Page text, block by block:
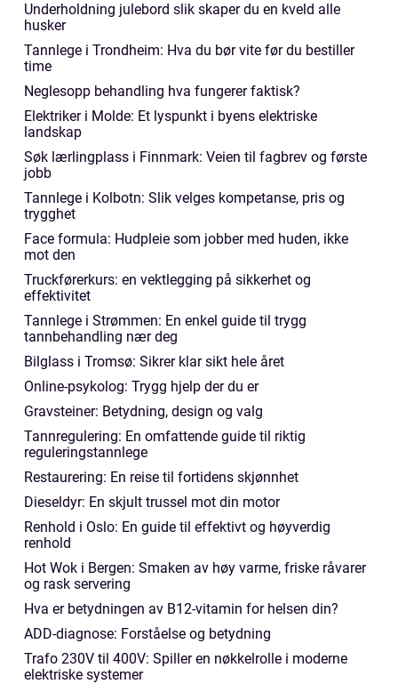
Underholdning julebord slik skaper du en kveld alle
husker
Tannlege i Trondheim: Hva du bør vite før du bestiller
time
Neglesopp behandling hva fungerer faktisk?
Elektriker i Molde: Et lyspunkt i byens elektriske
landskap
Søk lærlingplass i Finnmark: Veien til fagbrev og første
jobb
Tannlege i Kolbotn: Slik velges kompetanse, pris og
trygghet
Face formula: Hudpleie som jobber med huden, ikke
mot den
Truckførerkurs: en vektlegging på sikkerhet og
effektivitet
Tannlege i Strømmen: En enkel guide til trygg
tannbehandling nær deg
Bilglass i Tromsø: Sikrer klar sikt hele året
Online-psykolog: Trygg hjelp der du er
Gravsteiner: Betydning, design og valg
Tannregulering: En omfattende guide til riktig
reguleringstannlege
Restaurering: En reise til fortidens skjønnhet
Dieseldyr: En skjult trussel mot din motor
Renhold i Oslo: En guide til effektivt og høyverdig
renhold
Hot Wok i Bergen: Smaken av høy varme, friske råvarer
og rask servering
Hva er betydningen av B12-vitamin for helsen din?
ADD-diagnose: Forståelse og betydning
Trafo 230V til 400V: Spiller en nøkkelrolle i moderne
elektriske systemer